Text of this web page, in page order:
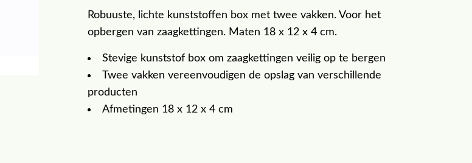
Robuuste, lichte kunststoffen box met twee vakken. Voor het
opbergen van zaagkettingen. Maten 18 x 12 x 4 cm.
Stevige kunststof box om zaagkettingen veilig op te bergen
Twee vakken vereenvoudigen de opslag van verschillende
producten
Afmetingen 18 x 12 x 4 cm